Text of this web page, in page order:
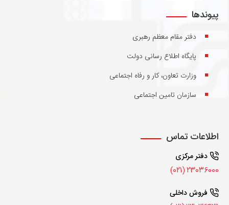
پیوندها
دفتر مقام معظم رهبری
پایگاه اطلاع رسانی دولت
وزارت تعاون، کار و رفاه اجتماعی
سازمان تامین اجتماعی
اطلاعات تماس
دفتر مرکزی
23036000 (021)
فروش داخلی